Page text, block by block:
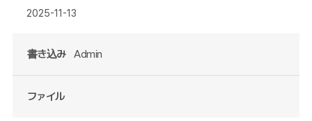
2025-11-13
書き込み Admin
ファイル